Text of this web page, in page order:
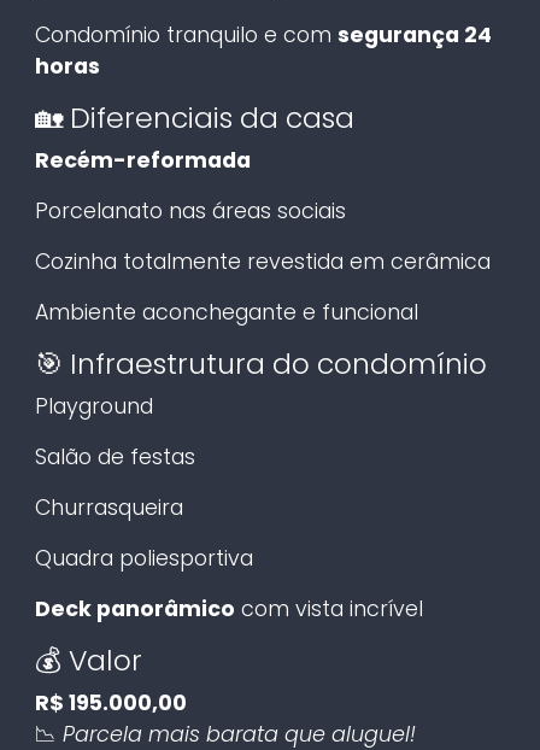
Condomínio tranquilo e com segurança 24
horas
🏡 Diferenciais da casa
Recém-reformada
Porcelanato nas áreas sociais
Cozinha totalmente revestida em cerâmica
Ambiente aconchegante e funcional
🎯 Infraestrutura do condomínio
Playground
Salão de festas
Churrasqueira
Quadra poliesportiva
Deck panorâmico com vista incrível
💰 Valor
R$ 195.000,00
📉 Parcela mais barata que aluguel!